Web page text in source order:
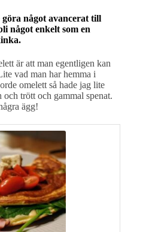
något avancerat till
något enkelt som en
är att man egentligen kan
vad man har hemma i
omelett så hade jag lite
trött och gammal spenat.
ägg!